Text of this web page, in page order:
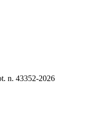
n. 43352-2026